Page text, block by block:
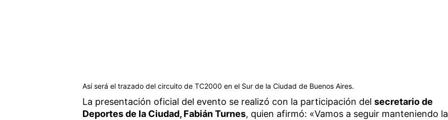
Así será el trazado del circuito de TC2000 en el Sur de la Ciudad de Buenos Aires.
La presentación oficial del evento se realizó con la participación del secretario de
Deportes de la Ciudad, Fabián Turnes, quien afirmó: «Vamos a seguir manteniendo la